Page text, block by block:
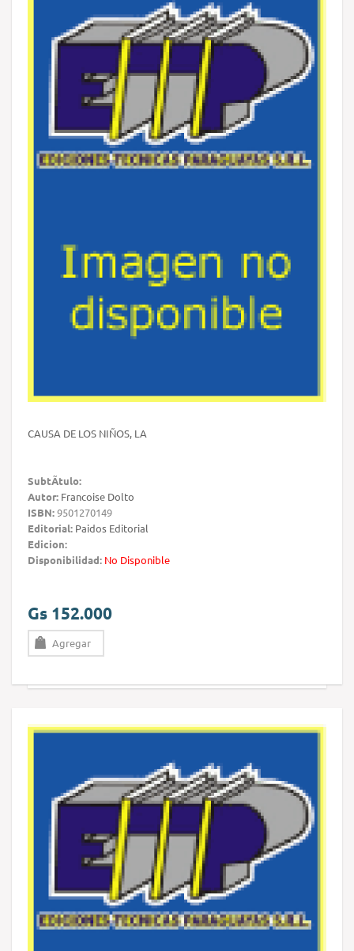
CAUSA DE LOS NIÑOS, LA
SubtÃ­tulo:
Autor: Francoise Dolto
ISBN:9501270149
Editorial: Paidos Editorial
Edicion:
Disponibilidad: No Disponible
Gs 152.000
Agregar